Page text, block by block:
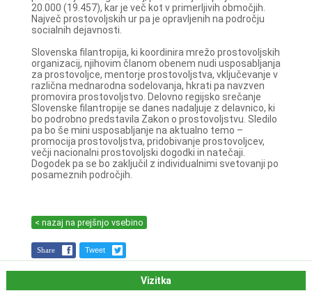
20.000 (19.457), kar je več kot v primerljivih območjih.
Največ prostovoljskih ur pa je opravljenih na področju
socialnih dejavnosti.
Slovenska filantropija, ki koordinira mrežo prostovoljskih
organizacij, njihovim članom obenem nudi usposabljanja
za prostovoljce, mentorje prostovoljstva, vključevanje v
različna mednarodna sodelovanja, hkrati pa navzven
promovira prostovoljstvo. Delovno regijsko srečanje
Slovenske filantropije se danes nadaljuje z delavnico, ki
bo podrobno predstavila Zakon o prostovoljstvu. Sledilo
pa bo še mini usposabljanje na aktualno temo –
promocija prostovoljstva, pridobivanje prostovoljcev,
večji nacionalni prostovoljski dogodki in natečaji.
Dogodek pa se bo zaključil z individualnimi svetovanji po
posameznih področjih.
< nazaj na prejšnjo vsebino
Share Tweet
Vizitka